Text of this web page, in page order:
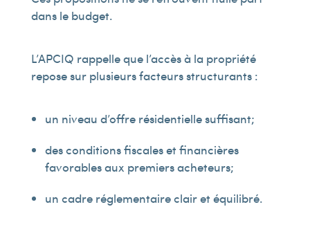
dans le budget.
L’APCIQ rappelle que l’accès à la propriété
repose sur plusieurs facteurs structurants :
un niveau d’offre résidentielle suffisant ;
des conditions fiscales et financières
favorables aux premiers acheteurs ;
un cadre réglementaire clair et équilibré.